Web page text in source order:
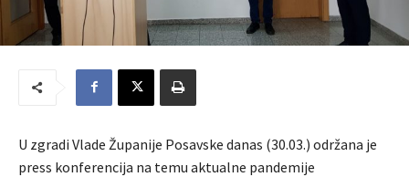
U zgradi Vlade Županije Posavske danas (30.03.) održana je
press konferencija na temu aktualne pandemije